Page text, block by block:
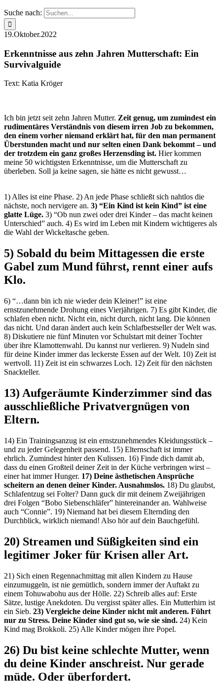
Suche nach:
19.Oktober.2022
Erkenntnisse aus zehn Jahren Mutterschaft: Ein
Survivalguide
Text: Katia Kröger
Ich bin jetzt seit zehn Jahren Mutter. Zeit genug, um zumindest ein
rudimentäres Verständnis von diesem irren Job zu bekommen,
den einem vorher niemand erklärt hat, für den man permanent
Überstunden macht und nur selten einen Dank bekommt – und
der trotzdem ein ganz großes Herzensding ist. Hier kommen
meine 50 wichtigsten Erkenntnisse, um die Mutterschaft zu
überleben. Soll ja keine sagen, sie hätte es nicht gewusst…
1) Alles ist eine Phase. 2) An jede Phase schließt sich nahtlos die
nächste, noch nervigere an. 3) “Ein Kind ist kein Kind” ist eine
glatte Lüge. 3) “Ob nun zwei oder drei Kinder – das macht keinen
Unterschied” auch. 4) Es wird im Leben mit Kindern wichtigeres als
die Wahl der Wickeltasche geben.
5) Sobald du beim Mittagessen die erste
Gabel zum Mund führst, rennt einer aufs
Klo.
6) “…dann bin ich nie wieder dein Kleiner!” ist eine
ernstzunehmende Drohung eines Vierjährigen. 7) Es gibt Kinder, die
schlafen eben nicht. Nicht ein, nicht durch, nicht lang. Die können
das nicht. Und daran ändert auch kein Schlafbestseller der Welt was.
8) Diskutiere nie fünf Minuten vor Schulstart mit deiner Tochter
über ihre Klamottenwahl. Du kannst nur verlieren. 9) Nudeln sind
für deine Kinder immer das leckerste Essen auf der Welt. 10) Zeit ist
wertvoll. 11) Zeit ist ein schwarzes Loch. 12) Zeit für den nächsten
Snackteller.
13) Aufgeräumte Kinderzimmer sind das
ausschließliche Privatvergnügen von
Eltern.
14) Ein Trainingsanzug ist ein ernstzunehmendes Kleidungsstück –
und zu jeder Gelegenheit passend. 15) Elternschaft ist immer
ehrlich. Zumindest hinter den Kulissen. 16) Finde dich damit ab,
dass du einen Großteil deiner Zeit in der Küche verbringen wirst –
einer hat immer Hunger. 17) Deine ästhetischen Ansprüche
scheitern an denen deiner Kinder. Ausnahmslos. 18) Du glaubst,
Schlafentzug sei Folter? Dann guck dir mit deinem Zweijährigen
drei Folgen “Bobo Siebenschläfer” hintereinander an. Wahlweise
auch “Connie”. 19) Niemand hat bei diesem Elternding den
Durchblick, wirklich niemand! Also hör auf dein Bauchgefühl.
20) Streamen und Süßigkeiten sind ein
legitimer Joker für Krisen aller Art.
21) Sich einen Regennachmittag mit allen Kindern zu Hause
einzumuggeln, ist nie gemütlich, sondern immer der Auftakt zu
einem Tohuwabohu aus der Hölle. 22) Schreib alles auf: Erste
Sätze, lustige Anekdoten. Du vergisst später alles. Ein Mutterhirn ist
ein Sieb. 23) Vergleiche deine Kinder nicht mit anderen. Führt
nur zu Stress. Deine Kinder sind gut so, wie sie sind. 24) Kein
Kind mag Brokkoli. 25) Alle Kinder mögen ihre Popel.
26) Du bist keine schlechte Mutter, wenn
du deine Kinder anschreist. Nur gerade
müde. Oder überfordert.